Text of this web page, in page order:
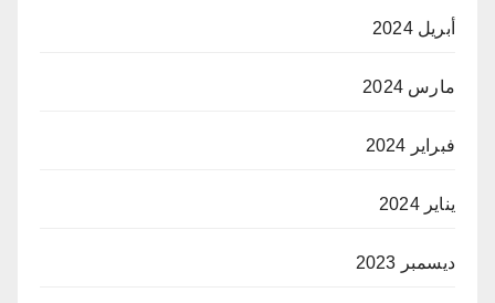
أبريل 2024
مارس 2024
فبراير 2024
يناير 2024
ديسمبر 2023